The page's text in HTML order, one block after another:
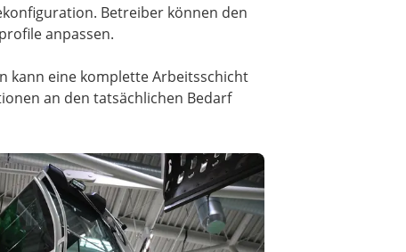
Betreiber können den
anpassen.
kann eine komplette Arbeitsschicht
an den tatsächlichen Bedarf